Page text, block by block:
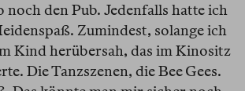
noch den Pub. Jedenfalls hatte ich
Zumindest, solange ich
Kind herübersah, das im Kinositz
Die Tanzszenen, die Bee Gees.